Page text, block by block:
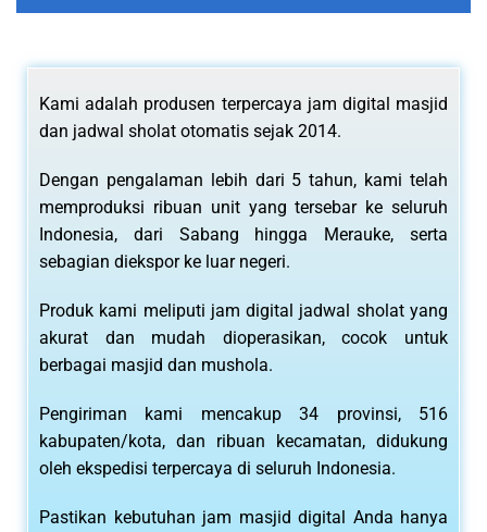
Kami adalah produsen terpercaya jam digital masjid
dan jadwal sholat otomatis sejak 2014.
Dengan pengalaman lebih dari 5 tahun, kami telah
memproduksi ribuan unit yang tersebar ke seluruh
Indonesia, dari Sabang hingga Merauke, serta
sebagian diekspor ke luar negeri.
Produk kami meliputi jam digital jadwal sholat yang
akurat dan mudah dioperasikan, cocok untuk
berbagai masjid dan mushola.
Pengiriman kami mencakup 34 provinsi, 516
kabupaten/kota, dan ribuan kecamatan, didukung
oleh ekspedisi terpercaya di seluruh Indonesia.
Pastikan kebutuhan jam masjid digital Anda hanya